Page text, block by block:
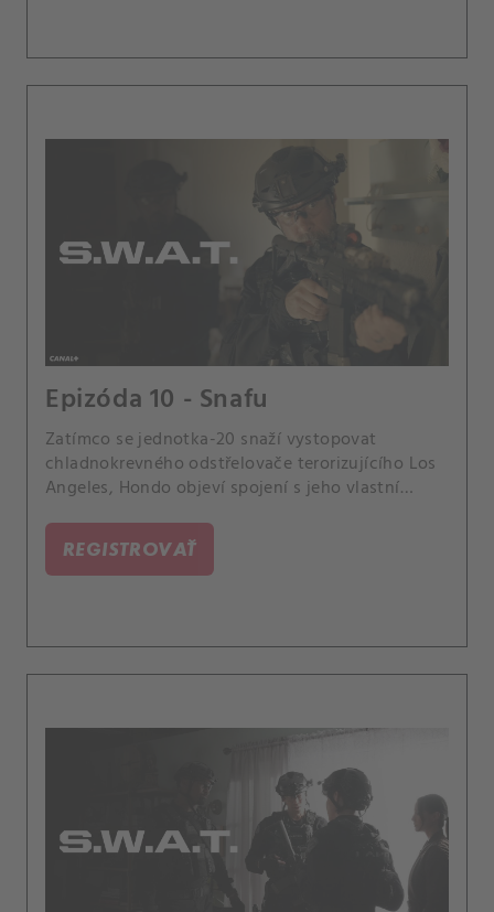
Epizóda 10 - Snafu
Zatímco se jednotka-20 snaží vystopovat
chladnokrevného odstřelovače terorizujícího Los
Angeles, Hondo objeví spojení s jeho vlastní
smrtícím střelcem.
REGISTROVAŤ